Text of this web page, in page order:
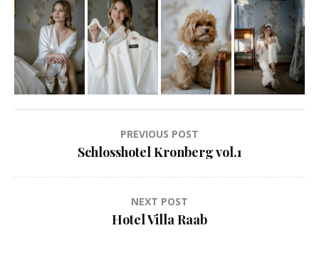
PREVIOUS POST
Schlosshotel Kronberg vol.1
NEXT POST
Hotel Villa Raab